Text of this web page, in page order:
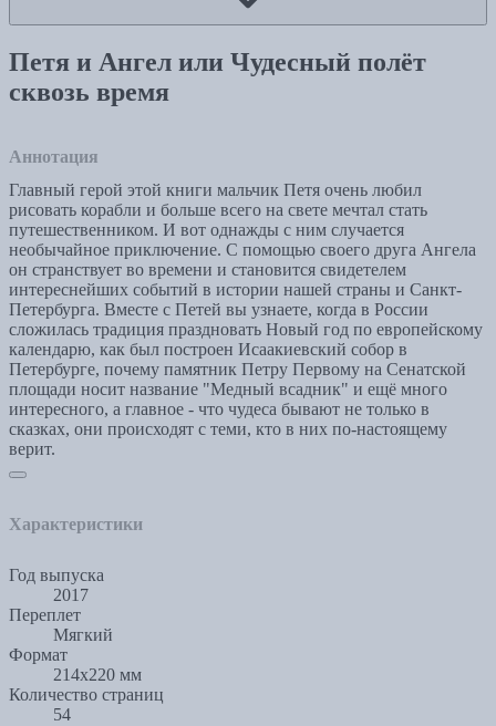
Петя и Ангел или Чудесный полёт
сквозь время
Аннотация
Главный герой этой книги мальчик Петя очень любил
рисовать корабли и больше всего на свете мечтал стать
путешественником. И вот однажды с ним случается
необычайное приключение. С помощью своего друга Ангела
он странствует во времени и становится свидетелем
интереснейших событий в истории нашей страны и Санкт-
Петербурга. Вместе с Петей вы узнаете, когда в России
сложилась традиция праздновать Новый год по европейскому
календарю, как был построен Исаакиевский собор в
Петербурге, почему памятник Петру Первому на Сенатской
площади носит название "Медный всадник" и ещё много
интересного, а главное - что чудеса бывают не только в
сказках, они происходят с теми, кто в них по-настоящему
верит.
Характеристики
Год выпуска
2017
Переплет
Мягкий
Формат
214x220 мм
Количество страниц
54